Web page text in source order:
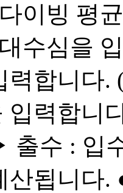
이빙 평
수심을
력합니다
입력합니
출수 : 입
산됩니다